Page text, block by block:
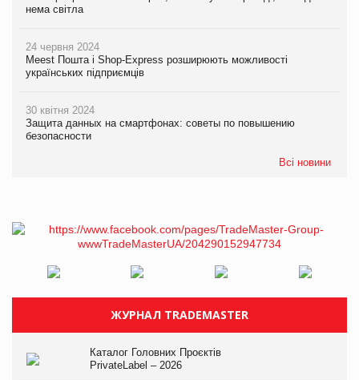
нема світла
24 червня 2024
Meest Пошта і Shop-Express розширюють можливості
українських підприємців
30 квітня 2024
Защита данных на смартфонах: советы по повышению
безопасности
Всі новини
ЖУРНАЛ TRADEMASTER
Каталог Головних Проєктів
PrivateLabel – 2026